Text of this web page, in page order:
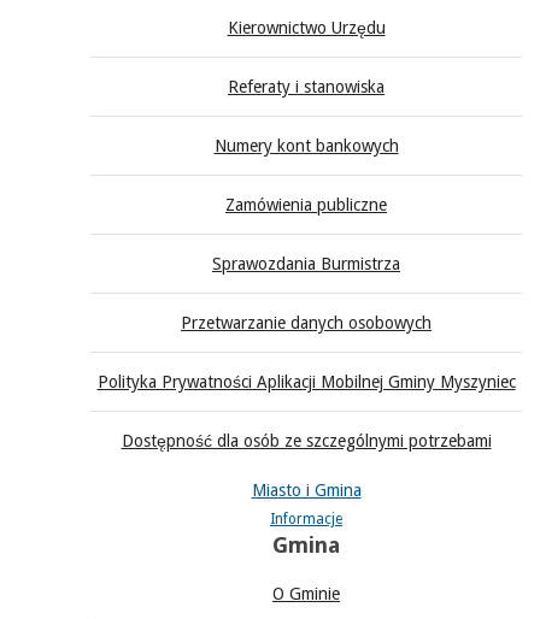
Kierownictwo Urzędu
Referaty i stanowiska
Numery kont bankowych
Zamówienia publiczne
Sprawozdania Burmistrza
Przetwarzanie danych osobowych
Polityka Prywatności Aplikacji Mobilnej Gminy Myszyniec
Dostępność dla osób ze szczególnymi potrzebami
Miasto i Gmina
Informacje
Gmina
O Gminie